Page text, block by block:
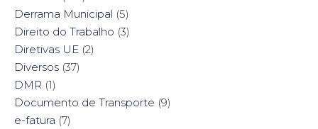
Derrama Municipal (5)
Direito do Trabalho (3)
Diretivas UE (2)
Diversos (37)
DMR (1)
Documento de Transporte (9)
e-fatura (7)